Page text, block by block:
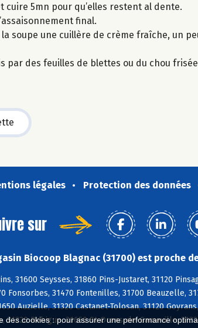
cookies : pour assurer une performance
5mn pour qu’elles restent al dente.
final.
soupe une cuillère de crème fraîche, un
par des feuilles de blettes ou du chou
légales Protection des données
sur
Biocoop Blagnac (31700) est proche
31600 Seysses, 31860 Pins-Justaret, 31120
Fonsorbes, 31470 Fontenilles, 31700 Beauzelle,
Auzielle, 31320 Castanet-Tolosan, 31120
31320 Rebigue, 31650 St-Orens-de-Gameville,